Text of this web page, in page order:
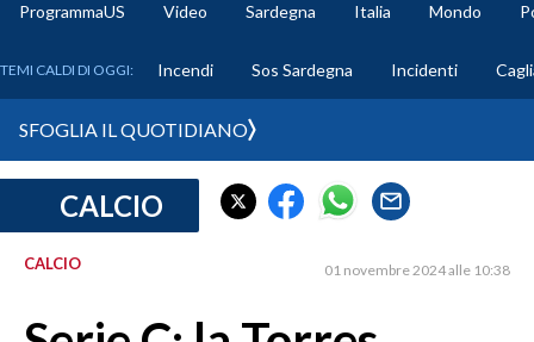
CRONACA SARDEGNA
ProgrammaUS Video Sardegna Italia Mondo
TEMI CALDI DI OGGI: Incendi Sos Sardegna Incidenti
SFOGLIA IL QUOTIDIANO
CALCIO
CALCIO 01 novembre 2024 alle 10:38